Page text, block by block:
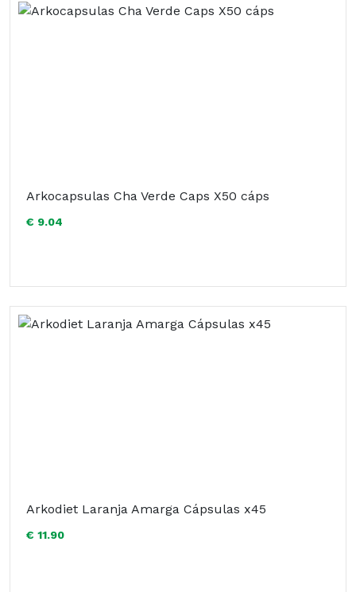
Arkocapsulas Cha Verde Caps X50 cáps
€ 9.04
Arkodiet Laranja Amarga Cápsulas x45
€ 11.90